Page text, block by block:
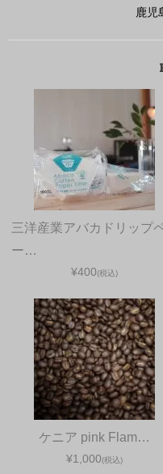
鹿児
三洋産業アバカドリップ
ー…
¥400(税込)
ケニア pink Flam…
¥1,000(税込)